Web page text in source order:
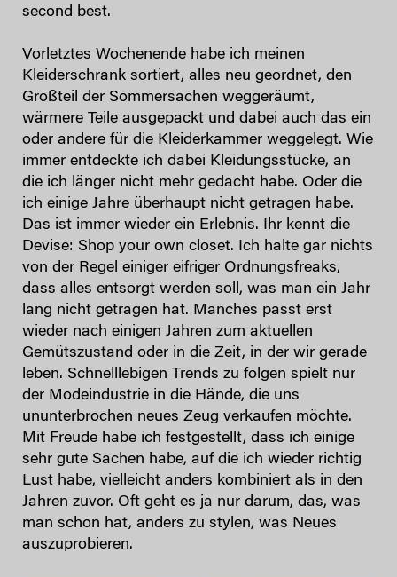
second best.
Vorletztes Wochenende habe ich meinen
Kleiderschrank sortiert, alles neu geordnet, den
Großteil der Sommersachen weggeräumt,
wärmere Teile ausgepackt und dabei auch das ein
oder andere für die Kleiderkammer weggelegt. Wie
immer entdeckte ich dabei Kleidungsstücke, an
die ich länger nicht mehr gedacht habe. Oder die
ich einige Jahre überhaupt nicht getragen habe.
Das ist immer wieder ein Erlebnis. Ihr kennt die
Devise: Shop your own closet. Ich halte gar nichts
von der Regel einiger eifriger Ordnungsfreaks,
dass alles entsorgt werden soll, was man ein Jahr
lang nicht getragen hat. Manches passt erst
wieder nach einigen Jahren zum aktuellen
Gemütszustand oder in die Zeit, in der wir gerade
leben. Schnelllebigen Trends zu folgen spielt nur
der Modeindustrie in die Hände, die uns
ununterbrochen neues Zeug verkaufen möchte.
Mit Freude habe ich festgestellt, dass ich einige
sehr gute Sachen habe, auf die ich wieder richtig
Lust habe, vielleicht anders kombiniert als in den
Jahren zuvor. Oft geht es ja nur darum, das, was
man schon hat, anders zu stylen, was Neues
auszuprobieren.